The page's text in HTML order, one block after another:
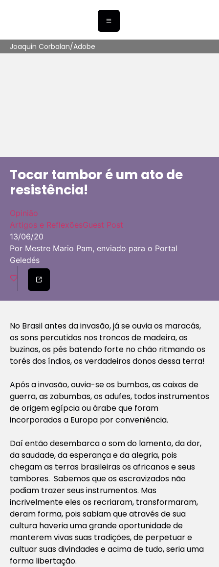
Joaquin Corbalan/Adobe
Tocar tambor é um ato de
resistência!
Opinião
Artigos e ReflexõesGuest Post
13/06/20
Por Mestre Mario Pam, enviado para o Portal
Geledés
No Brasil antes da invasão, já se ouvia os maracás,
os sons percutidos nos troncos de madeira, as
buzinas, os pés batendo forte no chão ritmando os
torés dos índios, os verdadeiros donos dessa terra!
Após a invasão, ouvia-se os bumbos, as caixas de
guerra, as zabumbas, os adufes, todos instrumentos
de origem egípcia ou árabe que foram
incorporados a Europa por conveniência.
Daí então desembarca o som do lamento, da dor,
da saudade, da esperança e da alegria, pois
chegam as terras brasileiras os africanos e seus
tambores. Sabemos que os escravizados não
podiam trazer seus instrumentos. Mas
incrivelmente eles os recriaram, transformaram,
deram forma, pois sabiam que através de sua
cultura haveria uma grande oportunidade de
manterem vivas suas tradições, de perpetuar e
cultuar suas divindades e acima de tudo, seria uma
forma libertação.